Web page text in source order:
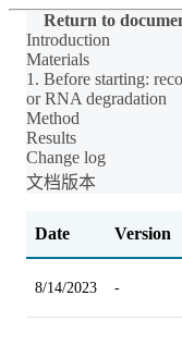
Return to
Introduction
Materials
1. Before starting:
or RNA degradation
Method
Results
Change log
文档版本
Date Version
8/14/2023 -